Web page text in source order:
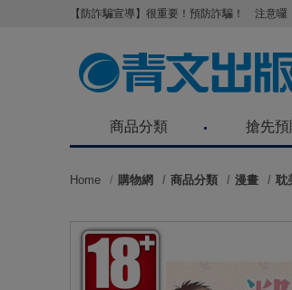
【防詐騙宣導】很重要！預防詐騙！ 注意囉
商品分類 搶先預
Home 購物網 商品分類 漫畫 耽